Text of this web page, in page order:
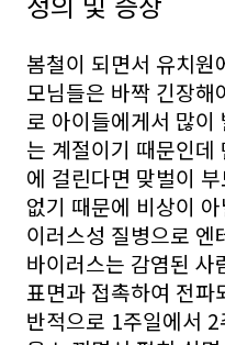
봄철이 되면서 유치원
모님들은 바짝 긴장
로 아이들에게서 많
는 계절이기 때문인데
에 걸린다면 맞벌이
없기 때문에 비상이
이러스성 질병으로 엔
바이러스는 감염된 사
표면과 접촉하여 전파
반적으로 1주일에서